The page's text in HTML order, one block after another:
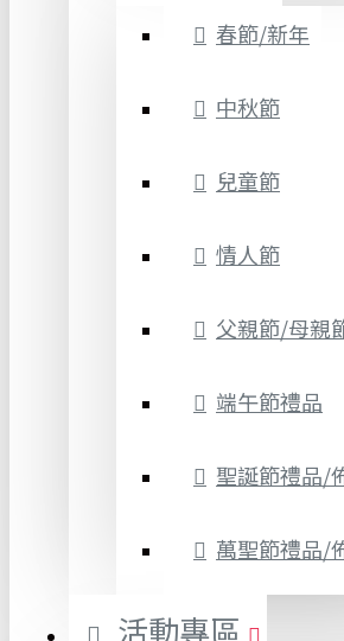
春節/新年
中秋節
兒童節
情人節
父親節/母親
端午節禮品
聖誕節禮品/
萬聖節禮品/
活動專區